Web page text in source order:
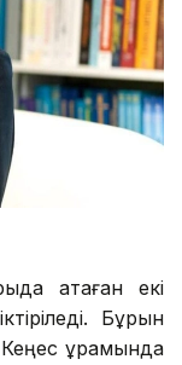
атаған екі
Бұрын
Кеңес құрамында